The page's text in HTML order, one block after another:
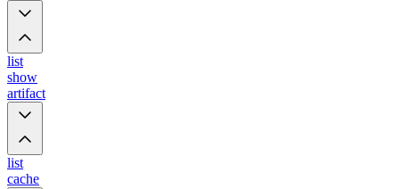
list
show
artifact
list
cache